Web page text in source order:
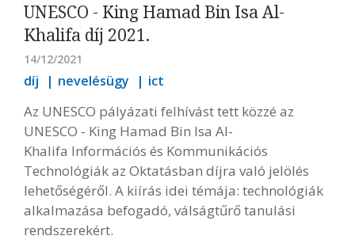
UNESCO - King Hamad Bin Isa Al-
Khalifa díj 2021.
14/12/2021
díj nevelésügy ict
Az UNESCO pályázati felhívást tett közzé az
UNESCO - King Hamad Bin Isa Al-
Khalifa Információs és Kommunikációs
Technológiák az Oktatásban díjra való jelölés
lehetőségéről. A kiírás idei témája: technológiák
alkalmazása befogadó, válságtűrő tanulási
rendszerekért.